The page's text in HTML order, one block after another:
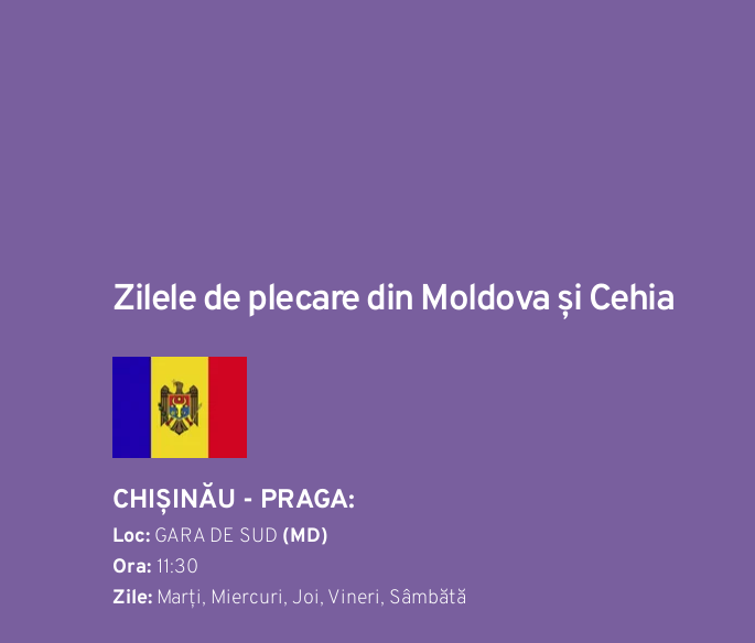
Zilele de plecare din Moldova și Cehia
CHIȘINĂU - PRAGA:
Loc: GARA DE SUD (MD)
Ora: 11:30
Zile: Marți, Miercuri, Joi, Vineri, Sâmbătă